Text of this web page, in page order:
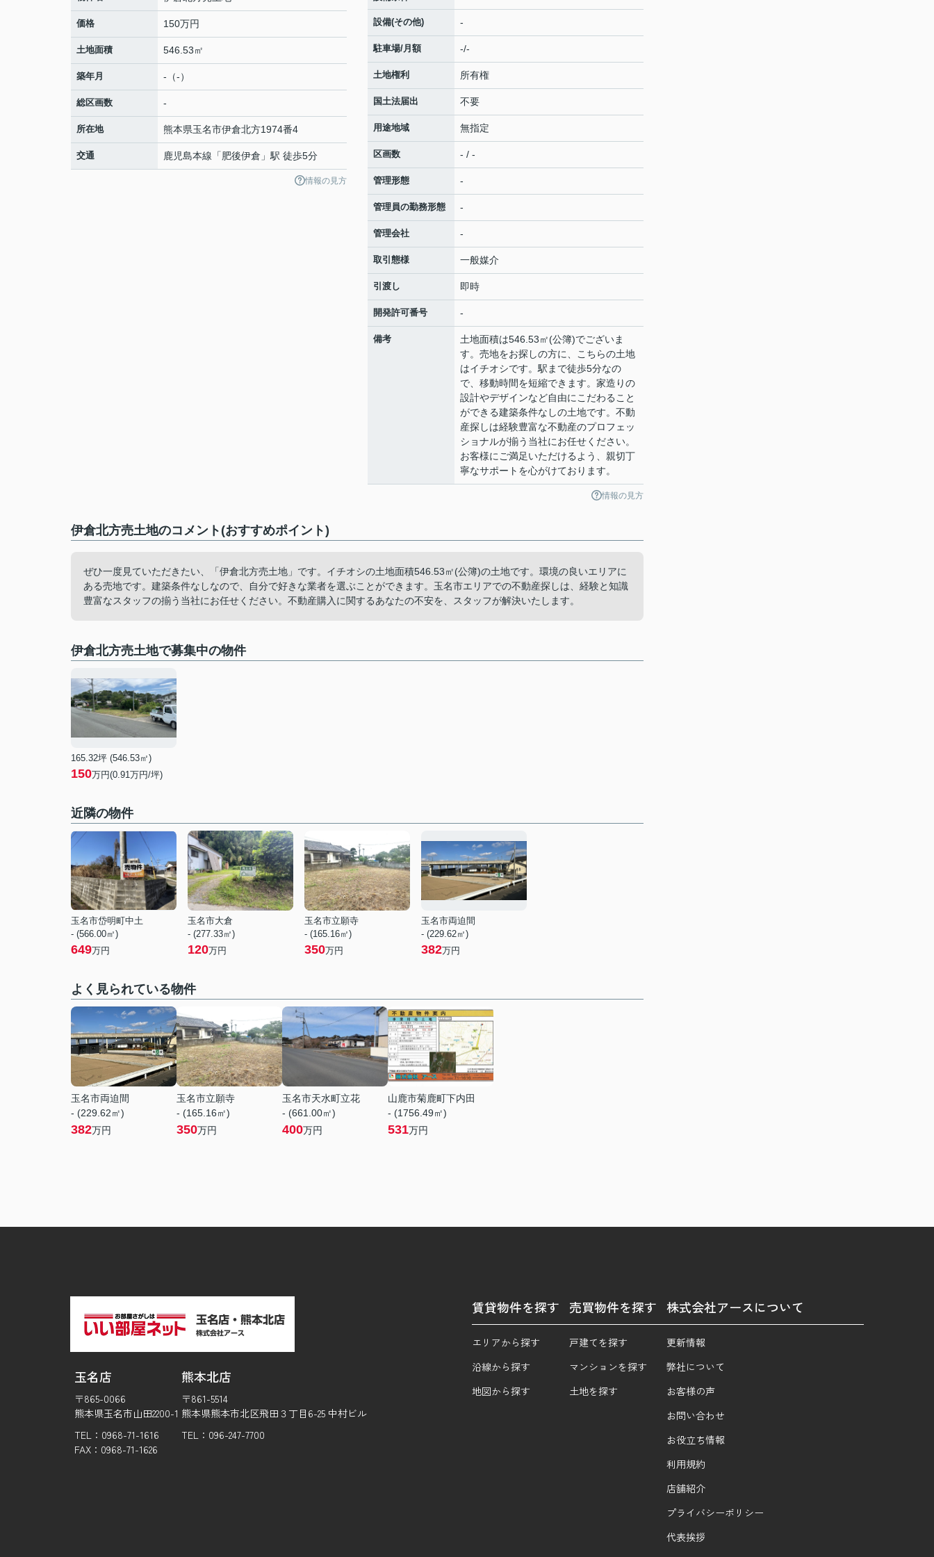
価格 150万円
土地面積 546.53㎡
築年月 -（-）
総区画数 -
所在地 熊本県玉名市伊倉北方1974番4
交通 鹿児島本線 「 肥後伊倉 」駅 徒歩5分
情報の見方
設備(その他) -
駐車場/月額 -/-
土地権利 所有権
国土法届出 不要
用途地域 無指定
区画数 - / -
管理形態 -
管理員の勤務形態 -
管理会社 -
取引態様 一般媒介
引渡し 即時
開発許可番号 -
備考
土地面積は546.53㎡(公簿)でございま
す。売地をお探しの方に、こちらの土地
はイチオシです。駅まで徒歩5分なの
で、移動時間を短縮できます。家造りの
設計やデザインなど自由にこだわること
ができる建築条件なしの土地です。不動
産探しは経験豊富な不動産のプロフェッ
ショナルが揃う当社にお任せください。
お客様にご満足いただけるよう、親切丁
寧なサポートを心がけております。
情報の見方
伊倉北方売土地のコメント(おすすめポイント)
ぜひ一度見ていただきたい、「伊倉北方売土地」です。イチオシの土地面積546.53㎡(公簿)の土地です。環境の良いエリアに
ある売地です。建築条件なしなので、自分で好きな業者を選ぶことができます。玉名市エリアでの不動産探しは、経験と知識
豊富なスタッフの揃う当社にお任せください。不動産購入に関するあなたの不安を、スタッフが解決いたします。
伊倉北方売土地で募集中の物件
165.32坪 (546.53㎡)
150万円(0.91万円/坪)
近隣の物件
玉名市岱明町中土
- (566.00㎡)
649万円
玉名市大倉
- (277.33㎡)
120万円
玉名市立願寺
- (165.16㎡)
350万円
玉名市両迫間
- (229.62㎡)
382万円
よく見られている物件
玉名市両迫間
- (229.62㎡)
382万円
玉名市立願寺
- (165.16㎡)
350万円
玉名市天水町立花
- (661.00㎡)
400万円
山鹿市菊鹿町下内田
- (1756.49㎡)
531万円
玉名店
〒865-0066
熊本県玉名市山田2200-1
TEL：0968-71-1616
FAX：0968-71-1626
熊本北店
〒861-5514
熊本県熊本市北区飛田３丁目6-25 中村ビル
TEL：096-247-7700
賃貸物件を探す
エリアから探す
沿線から探す
地図から探す
売買物件を探す
戸建てを探す
マンションを探す
土地を探す
株式会社アースについて
更新情報
弊社について
お客様の声
お問い合わせ
お役立ち情報
利用規約
店舗紹介
プライバシーポリシー
代表挨拶